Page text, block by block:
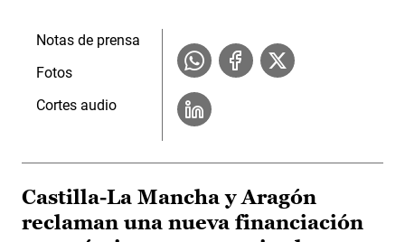
Notas de prensa
Fotos
Cortes audio
Castilla-La Mancha y Aragón
reclaman una nueva financiación